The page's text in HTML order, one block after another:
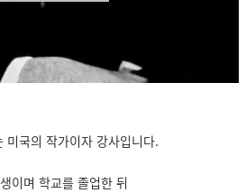
미국의 작가이자 강사입니다.
이며 학교를 졸업한 뒤